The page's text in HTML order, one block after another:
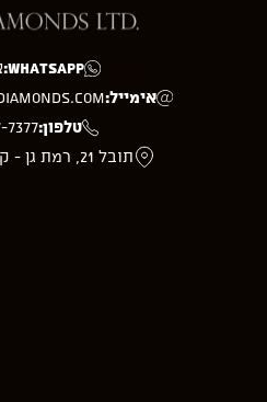
WhatsApp:
אימייל:
טלפון:7377
תובל 21, רמת גן - קומה 8, משרד 68